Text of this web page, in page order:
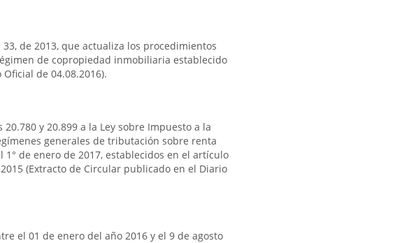
de 2013, que actualiza los procedimientos
de copropiedad inmobiliaria establecido
de 04.08.2016).
y 20.899 a la Ley sobre Impuesto a la
generales de tributación sobre renta
de enero de 2017, establecidos en el artículo
(Extracto de Circular publicado en el Diario
el 01 de enero del año 2016 y el 9 de agosto